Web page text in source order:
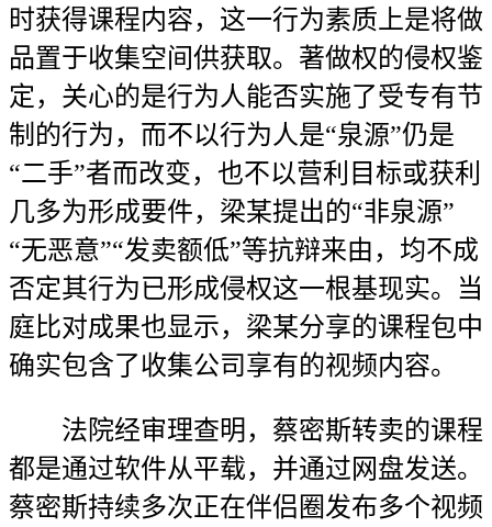
时获得课程内容，这一行为素质上是将做
品置于收集空间供获取。著做权的侵权鉴
定，关心的是行为人能否实施了受专有节
制的行为，而不以行为人是“泉源”仍是
“二手”者而改变，也不以营利目标或获利
几多为形成要件，梁某提出的“非泉源”
“无恶意”“发卖额低”等抗辩来由，均不成
否定其行为已形成侵权这一根基现实。当
庭比对成果也显示，梁某分享的课程包中
确实包含了收集公司享有的视频内容。
法院经审理查明，蔡密斯转卖的课程
都是通过软件从平载，并通过网盘发送。
蔡密斯持续多次正在伴侣圈发布多个视频